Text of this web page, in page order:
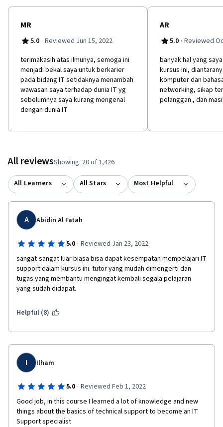
MR
5.0 · Reviewed Jun 15, 2022
terimakasih atas ilmunya, semoga ini
menjadi bekal saya untuk berkarier
pada bidang IT setidaknya menambah
wawasan saya terhadap dunia IT yg
sebelumnya saya kurang mengenal
dengan dunia IT
AR
5.0 · Reviewed
b​anyak hal yang
kursus ini,
komputer dan
networking, sikap
pelanggan , dan
All reviewsShowing: 20 of 1,426
All Learners All Stars Most Helpful
A Abidin Al Fatah
5.0 · Reviewed Jan 23, 2022
sangat-sangat luar biasa bisa dapat kesempatan mempelajari IT
support dalam kursus ini. tutor yang mudah dimengerti dan
tugas yang membantu mengingat kembali segala pelajaran
yang sudah didapat.
Helpful (8)
I Ilham
5.0 · Reviewed Feb 1, 2022
Good job, in this course I learned a lot of knowledge and new
things about the basics of technical support to become an IT
Support specialist